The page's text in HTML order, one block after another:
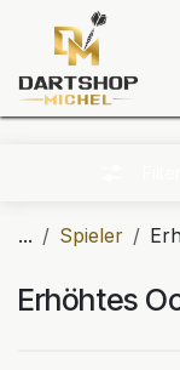
Zum Inhalt springen
... Spieler
Erhöhtes